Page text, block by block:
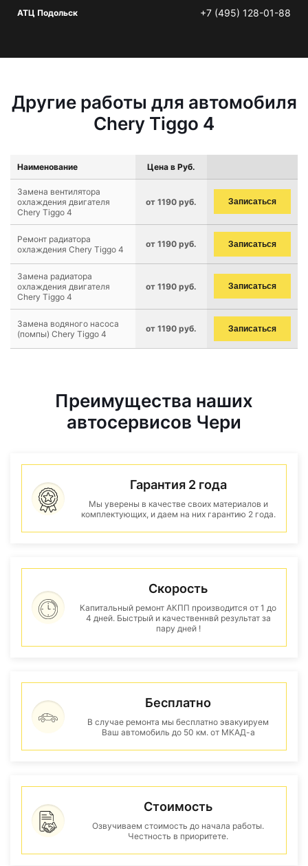
АТЦ Подольск +7 (495) 128-01-88
Другие работы для автомобиля
Chery Tiggo 4
Наименование Цена в Руб.
Замена вентилятора
охлаждения двигателя
Chery Tiggo 4
от 1190 руб. Записаться
Ремонт радиатора
охлаждения Chery Tiggo 4
от 1190 руб. Записаться
Замена радиатора
охлаждения двигателя
Chery Tiggo 4
от 1190 руб. Записаться
Замена водяного насоса
(помпы) Chery Tiggo 4
от 1190 руб. Записаться
Преимущества наших
автосервисов Чери
Гарантия 2 года
Мы уверены в качестве своих материалов и
комплектующих, и даем на них гарантию 2 года.
Скорость
Капитальный ремонт АКПП производится от 1 до
4 дней. Быстрый и качественнвй результат за
пару дней !
Бесплатно
В случае ремонта мы бесплатно эвакуируем
Ваш автомобиль до 50 км. от МКАД-а
Стоимость
Озвучиваем стоимость до начала работы.
Честность в приоритете.